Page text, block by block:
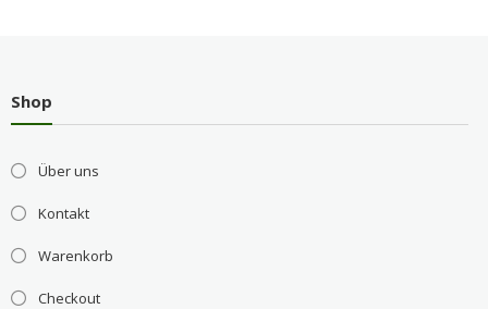
Shop
Über uns
Kontakt
Warenkorb
Checkout